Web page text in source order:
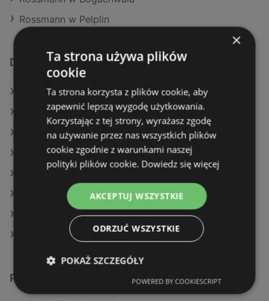
Rossmann w Pelplin
Dodatkowe łącza
Oferty Rossmann
Oferty Hebe
Oferty Super-Pharm
Aktualne gazetki Drogeria Jasmin
Aktualne gazetki Natura Drogerie
Aktualne gazetki Super-Pharm
Aktualne gazetki Hebe
Sklepy Rossmann w Międzyzdroje
Podobne sklepy detaliczne
×
Ta strona używa plików
cookie
Ta strona korzysta z plików cookie, aby
zapewnić lepszą wygodę użytkowania.
Korzystając z tej strony, wyrażasz zgodę
na używanie przez nas wszystkich plików
cookie zgodnie z warunkami naszej
polityki plików cookie. Dowiedz się więcej
AKCEPTUJ WSZYSTKIE
ODRZUĆ WSZYSTKIE
POKAŻ SZCZEGÓŁY
POWERED BY COOKIESCRIPT